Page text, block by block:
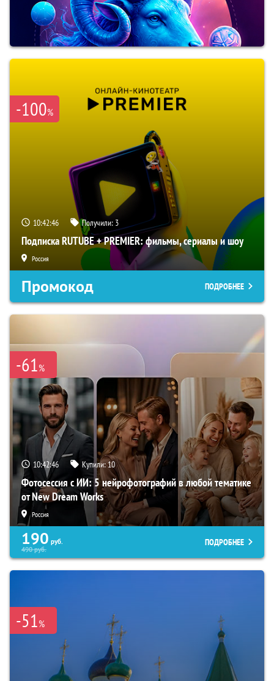
-100%
10:42:45 Получили: 3
Подписка RUTUBE + PREMIER: фильмы, сериалы и шоу
Россия
Промокод ПОДРОБНЕЕ
-61%
10:42:45 Купили:10
Фотосессия с ИИ: 5 нейрофотографий в любой тематике
от New Dream Works
Россия
190 руб.
490руб.
ПОДРОБНЕЕ
-51%